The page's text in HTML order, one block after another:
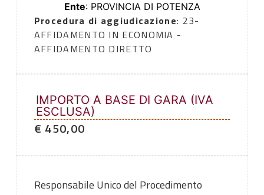
Ente: PROVINCIA DI POTENZA
Procedura di aggiudicazione: 23-
AFFIDAMENTO IN ECONOMIA -
AFFIDAMENTO DIRETTO
IMPORTO A BASE DI GARA (IVA
ESCLUSA)
€ 450,00
Responsabile Unico del Procedimento